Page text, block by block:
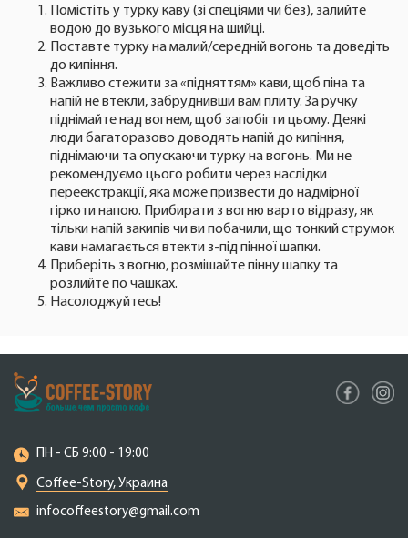
Помістіть у турку каву (зі спеціями чи без), залийте
водою до вузького місця на шийці.
Поставте турку на малий/середній вогонь та доведіть
до кипіння.
Важливо стежити за «підняттям» кави, щоб піна та
напій не втекли, забруднивши вам плиту. За ручку
піднімайте над вогнем, щоб запобігти цьому. Деякі
люди багаторазово доводять напій до кипіння,
піднімаючи та опускаючи турку на вогонь. Ми не
рекомендуємо цього робити через наслідки
переекстракції, яка може призвести до надмірної
гіркоти напою. Прибирати з вогню варто відразу, як
тільки напій закипів чи ви побачили, що тонкий струмок
кави намагається втекти з-під пінної шапки.
Приберіть з вогню, розмішайте пінну шапку та
розлийте по чашках.
Насолоджуйтесь!
ПН - СБ 9:00 - 19:00
Coffee-Story, Украина
infocoffeestory@gmail.com